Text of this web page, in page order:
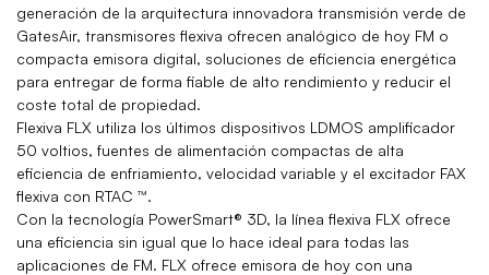
generación de la arquitectura innovadora transmisión verde de
GatesAir, transmisores flexiva ofrecen analógico de hoy FM o
compacta emisora ​​digital, soluciones de eficiencia energética
para entregar de forma fiable de alto rendimiento y reducir el
coste total de propiedad.
Flexiva FLX utiliza los últimos dispositivos LDMOS amplificador
50 voltios, fuentes de alimentación compactas de alta
eficiencia de enfriamiento, velocidad variable y el excitador FAX
flexiva con RTAC ™.
Con la tecnología PowerSmart® 3D, la línea flexiva FLX ofrece
una eficiencia sin igual que lo hace ideal para todas las
aplicaciones de FM. FLX ofrece emisora ​​de hoy con una